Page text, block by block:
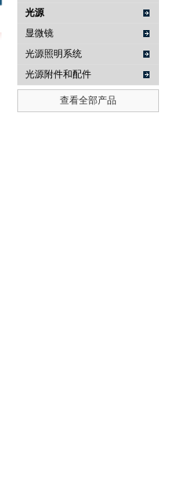
武汉提沃克科技有限公司
光源
显微镜
光源照明系统
光源附件和配件
查看全部产品